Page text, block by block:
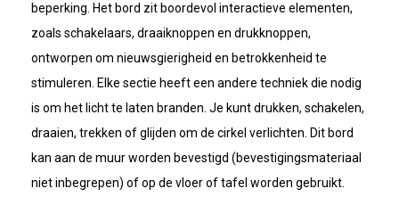
beperking. Het bord zit boordevol interactieve elementen,
zoals schakelaars, draaiknoppen en drukknoppen,
ontworpen om nieuwsgierigheid en betrokkenheid te
stimuleren. Elke sectie heeft een andere techniek die nodig
is om het licht te laten branden. Je kunt drukken, schakelen,
draaien, trekken of glijden om de cirkel verlichten. Dit bord
kan aan de muur worden bevestigd (bevestigingsmateriaal
niet inbegrepen) of op de vloer of tafel worden gebruikt.